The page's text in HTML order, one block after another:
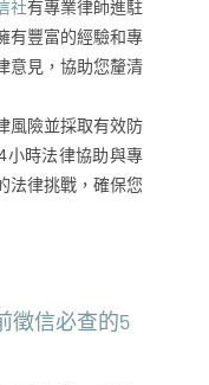
社有專業律師進駐
有豐富的經驗和專
意見，協助您釐清
風險並採取有效防
小時法律協助與專
法律挑戰，確保您
徵信必查的5